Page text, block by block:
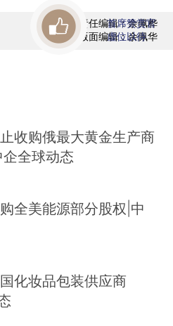
责任编辑：余佩桦
版面编辑：余佩华
首席赞赏官
虚位以待
收购俄最大黄金生产商
全球动态
全美能源部分股权|中
化妆品包装供应商